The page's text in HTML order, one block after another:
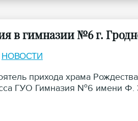
в гимназии №6 г.
НОВОСТИ
прихода храма Рождества
ГУО Гимназия №6 имени Ф.